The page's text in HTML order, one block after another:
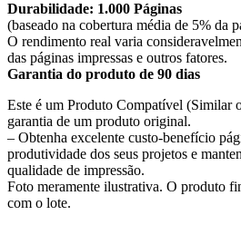
Durabilidade: 1.000 Páginas
(baseado na cobertura média de 5% da
O rendimento real varia
das páginas impressas e outros fatores.
Garantia do produto de 90 dias
Este é um Produto Compatível (Similar
garantia de um produto original.
– Obtenha excelente custo-benefício
produtividade dos seus projetos e
qualidade de impressão.
Foto meramente ilustrativa. O produto
com o lote.